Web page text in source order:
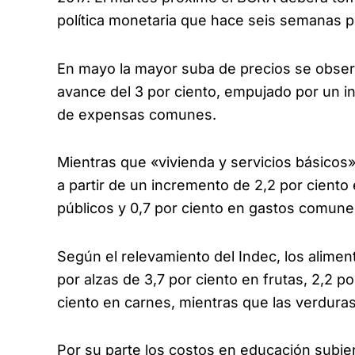
política monetaria que hace seis semanas
En mayo la mayor suba de precios se
avance del 3 por ciento, empujado por un
de expensas comunes.
Mientras que «vivienda y servicios
a partir de un incremento de 2,2 por
públicos y 0,7 por ciento en gastos
Según el relevamiento del Indec, los
por alzas de 3,7 por ciento en frutas, 2,2
ciento en carnes, mientras que las
Por su parte los costos en educación